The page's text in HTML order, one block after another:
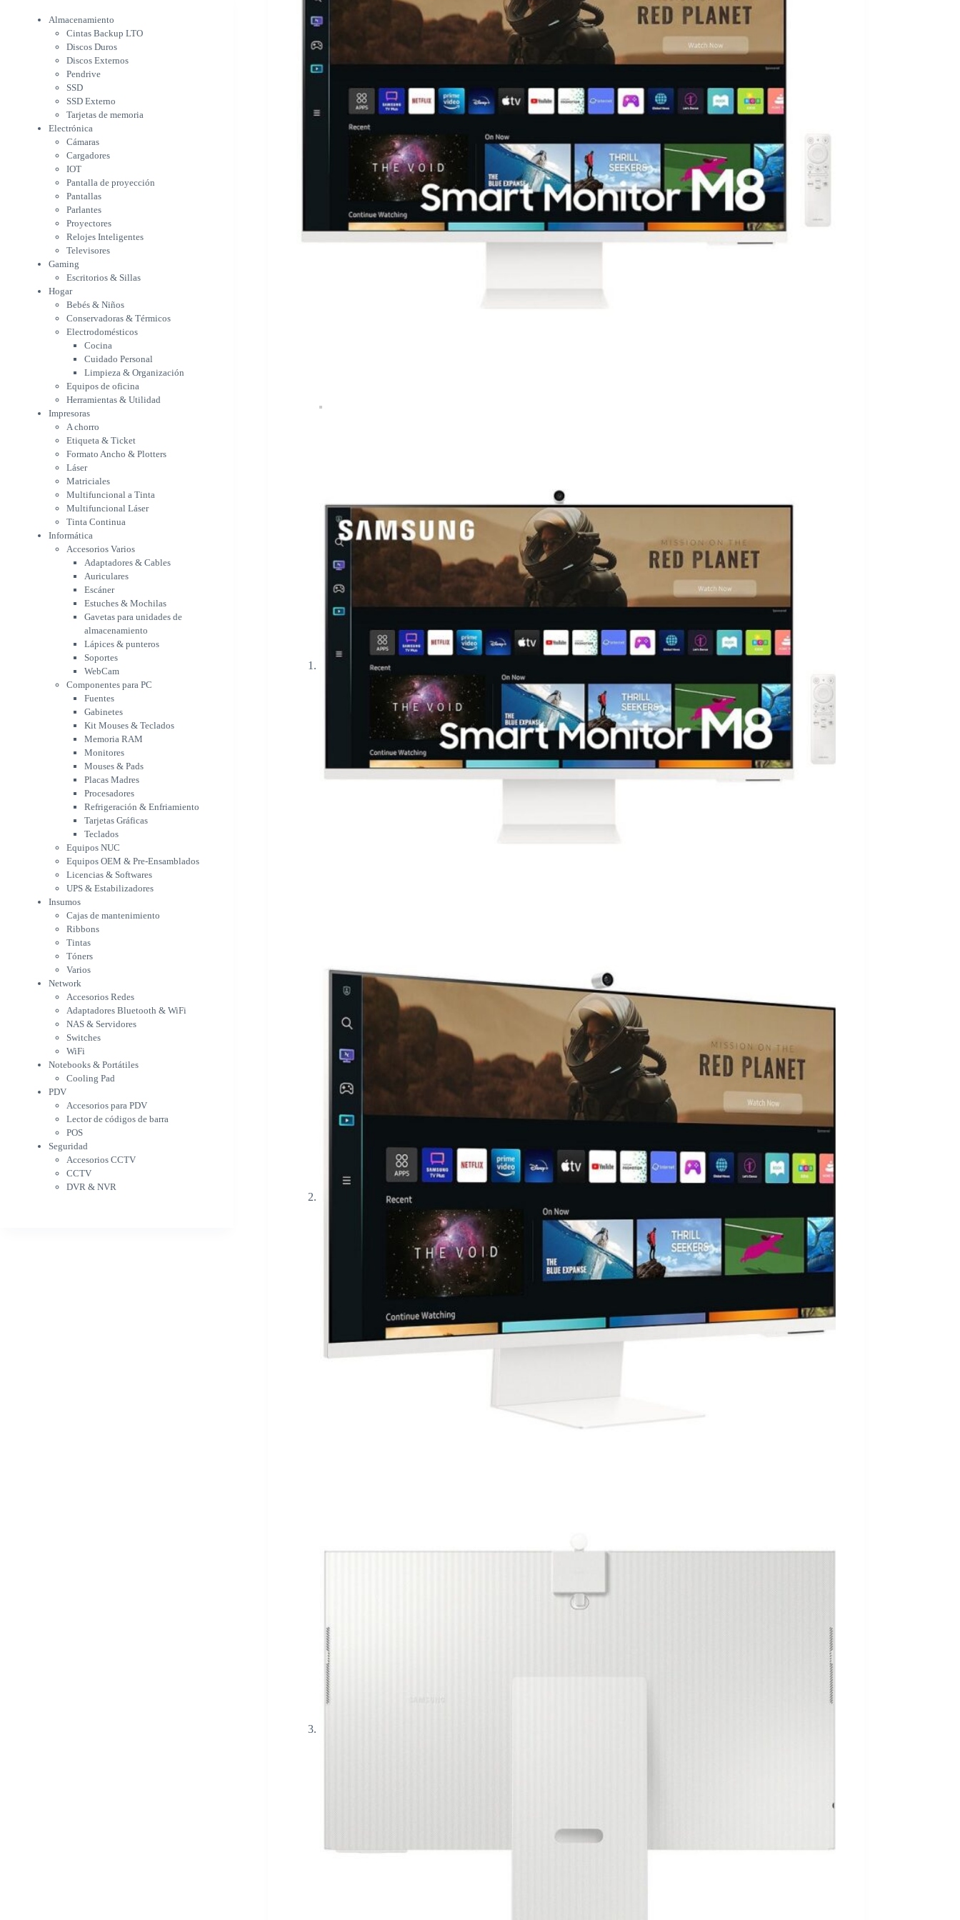
Cámaras
Cargadores
IOT
Pantalla de proyección
Pantallas
Parlantes
Proyectores
Relojes Inteligentes
Televisores
Gaming
Escritorios & Sillas
Hogar
Bebés & Niños
Conservadoras & Térmicos
Electrodomésticos
Cocina
Cuidado Personal
Equipos de oficina
Impresoras
A chorro
Etiqueta & Ticket
Formato Ancho & Plotters
Láser
Matriciales
Multifuncional a Tinta
Multifuncional Láser
Tinta Continua
Informática
Accesorios Varios
Adaptadores & Cables
Auriculares
Escáner
Estuches & Mochilas
Gavetas para unidades de
Lápices & punteros
Soportes
WebCam
Componentes para PC
Fuentes
Gabinetes
Kit Mouses & Teclados
Memoria RAM
Monitores
Mouses & Pads
Placas Madres
Procesadores
Refrigeración &
Enfriamiento
Tarjetas Gráficas
Teclados
Equipos NUC
Equipos OEM & Pre-
Ensamblados
Licencias & Softwares
UPS & Estabilizadores
Insumos
Cajas de mantenimiento
Ribbons
Tintas
Tóners
Varios
Network
Accesorios Redes
Adaptadores Bluetooth &
WiFi
NAS & Servidores
Switches
WiFi
Notebooks & Portátiles
Cargador para notebook
Cooling Pad
PDV
Accesorios para PDV
POS
Seguridad
Accesorios CCTV
CCTV
DVR & NVR
Sin categorizar
Almacenamiento
Cintas Backup LTO
Discos Duros
Discos Externos
Pendrive
SSD
SSD Externo
Tarjetas de memoria
Electrónica
Cámaras
Cargadores
IOT
Pantalla de proyección
Pantallas
Parlantes
Proyectores
Relojes Inteligentes
Televisores
Gaming
Escritorios & Sillas
Hogar
Bebés & Niños
Conservadoras & Térmicos
Electrodomésticos
Cocina
Cuidado Personal
Limpieza & Organización
Equipos de oficina
Herramientas & Utilidad
Impresoras
A chorro
Etiqueta & Ticket
Formato Ancho & Plotters
Láser
Matriciales
Multifuncional a Tinta
Multifuncional Láser
Tinta Continua
Informática
Accesorios Varios
Adaptadores & Cables
Auriculares
Escáner
Estuches & Mochilas
Gavetas para unidades de
almacenamiento
Lápices & punteros
Soportes
WebCam
Componentes para PC
Fuentes
Gabinetes
Kit Mouses & Teclados
Memoria RAM
Monitores
Mouses & Pads
Placas Madres
Procesadores
Refrigeración & Enfriamiento
Tarjetas Gráficas
Teclados
Equipos NUC
Equipos OEM & Pre-Ensamblados
Licencias & Softwares
UPS & Estabilizadores
Insumos
Cajas de mantenimiento
Ribbons
Tintas
Tóners
Varios
Network
Accesorios Redes
Adaptadores Bluetooth & WiFi
NAS & Servidores
Switches
WiFi
Notebooks & Portátiles
Cooling Pad
PDV
Accesorios para PDV
Lector de códigos de barra
POS
Seguridad
Accesorios CCTV
CCTV
DVR & NVR